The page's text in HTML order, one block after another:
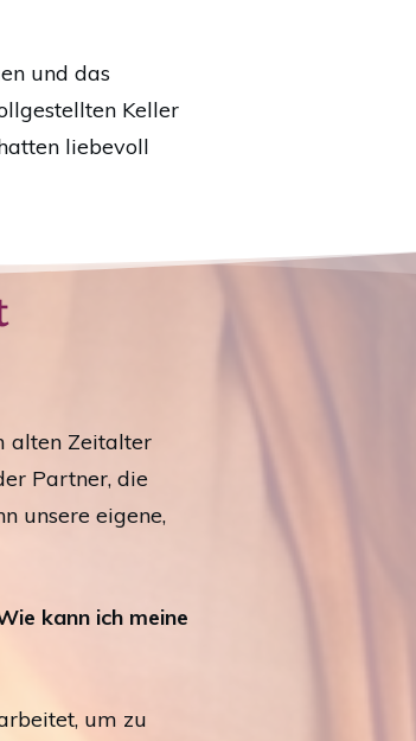
und das
Keller
liebevoll
alten Zeitalter
Partner, die
unsere eigene,
kann ich meine
um zu